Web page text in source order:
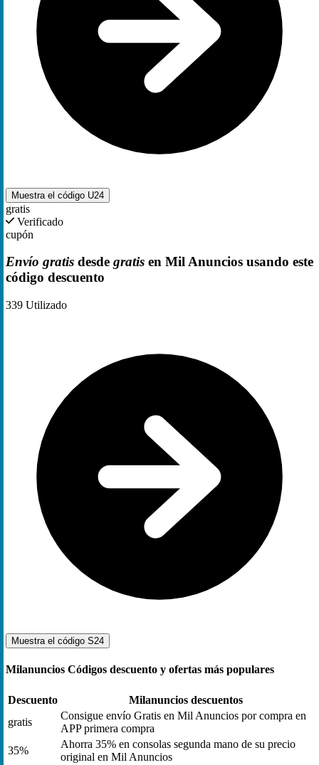
Muestra el código U24
gratis
Verificado
cupón
Envío gratis desde gratis en Mil Anuncios usando este
código descuento
339 Utilizado
Muestra el código S24
Milanuncios Códigos descuento y ofertas más populares
Descuento
Milanuncios descuentos
gratis
Consigue envío Gratis en Mil Anuncios por compra en
APP primera compra
35%
Ahorra 35% en consolas segunda mano de su precio
original en Mil Anuncios